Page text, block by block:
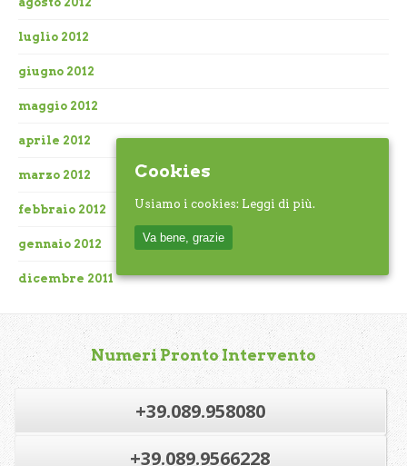
luglio 2012
giugno 2012
maggio 2012
aprile 2012
marzo 2012
febbraio 2012
gennaio 2012
dicembre 2011
Numeri Pronto Intervento
+39.089.958080
+39.089.9566228
Cookies
Usiamo i cookies: Leggi di più.
Va bene, grazie